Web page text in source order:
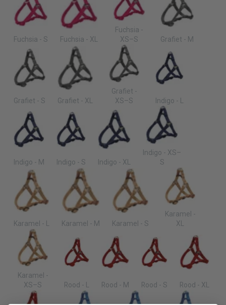
Fuchsia - S Fuchsia - XL
Fuchsia -
XS–S
Grafiet - M
Grafiet - S Grafiet - XL
Grafiet -
XS–S
Indigo - L
Indigo - M Indigo - S Indigo - XL
Indigo - XS–
S
Karamel - L Karamel - M Karamel - S
Karamel -
XL
Karamel -
XS–S
Rood - L Rood - M Rood - S Rood - XL